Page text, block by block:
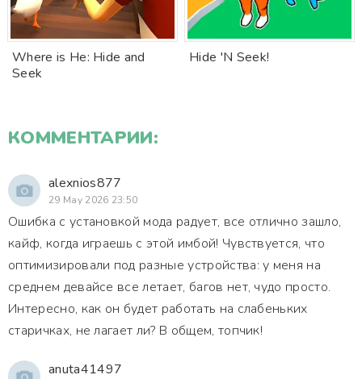
Where is He: Hide and
Seek
Hide 'N Seek!
КОММЕНТАРИИ:
alexnios877
29 May 2026 23:50
Ошибка с установкой мода радует, все отлично зашло,
кайф, когда играешь с этой имбой! Чувствуется, что
оптимизировали под разные устройства: у меня на
среднем девайсе все летает, багов нет, чудо просто.
Интересно, как он будет работать на слабеньких
старичках, не лагает ли? В общем, топчик!
anuta41497